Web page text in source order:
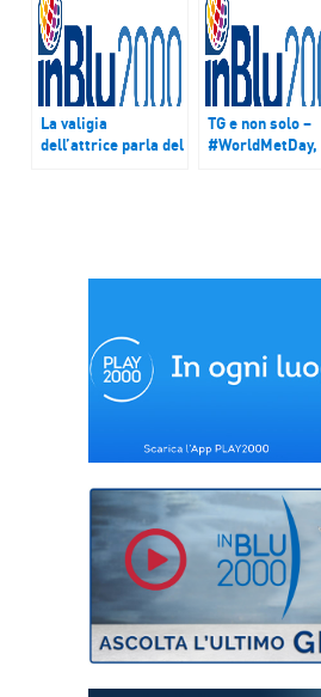
La valigia
dell’attrice parla del
TG e non solo –
#WorldMetDay,